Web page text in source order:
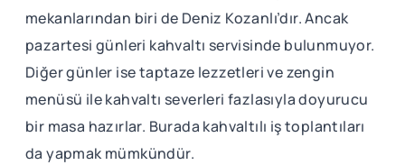
mekanlarından biri de Deniz Kozanlı’dır. Ancak
pazartesi günleri kahvaltı servisinde bulunmuyor.
Diğer günler ise taptaze lezzetleri ve zengin
menüsü ile kahvaltı severleri fazlasıyla doyurucu
bir masa hazırlar. Burada kahvaltılı iş toplantıları
da yapmak mümkündür.